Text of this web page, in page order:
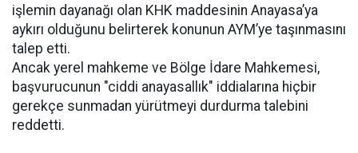
işlemin dayanağı olan KHK maddesinin Anayasa’ya
aykırı olduğunu belirterek konunun AYM’ye taşınmasını
talep etti.
Ancak yerel mahkeme ve Bölge İdare Mahkemesi,
başvurucunun "ciddi anayasallık" iddialarına hiçbir
gerekçe sunmadan yürütmeyi durdurma talebini
reddetti.